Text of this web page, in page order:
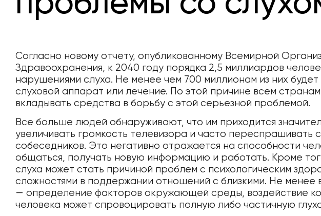
Согласно новому отчету, опубликованному Всемирной
Здравоохранения, к 2040 году порядка 2,5 миллиардов
нарушениями слуха. Не менее чем 700 миллионам из них
слуховой аппарат или лечение. По этой причине всем
вкладывать средства в борьбу с этой серьезной проблемой.
Все больше людей обнаруживают, что им приходится
увеличивать громкость телевизора и часто переспрашивать
собеседников. Это негативно отражается на способности
общаться, получать новую информацию и работать. Кроме
слуха может стать причиной проблем с психологическим
сложностями в поддержании отношений с близкими. Не менее
— определение факторов окружающей среды, воздействие
человека может спровоцировать полную либо частичную